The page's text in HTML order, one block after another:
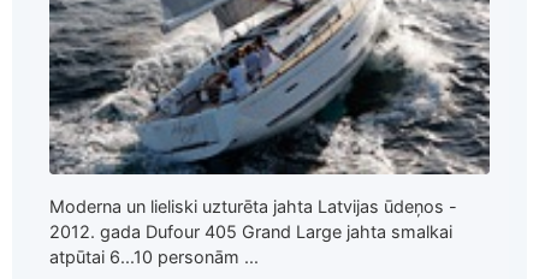
Moderna un lieliski uzturēta jahta Latvijas ūdeņos -
2012. gada Dufour 405 Grand Large jahta smalkai
atpūtai 6...10 personām ...